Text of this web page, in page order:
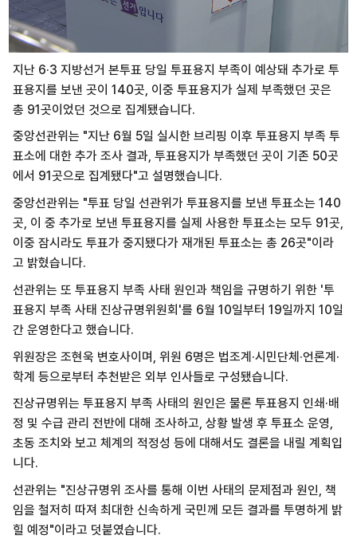
지난 6·3 지방선거 본투표 당일 투표용지 부족이 예상돼 추가로 투
표용지를 보낸 곳이 140곳, 이중 투표용지가 실제 부족했던 곳은
총 91곳이었던 것으로 집계됐습니다.
중앙선관위는 "지난 6월 5일 실시한 브리핑 이후 투표용지 부족 투
표소에 대한 추가 조사 결과, 투표용지가 부족했던 곳이 기존 50곳
에서 91곳으로 집계됐다"고 설명했습니다.
중앙선관위는 "투표 당일 선관위가 투표용지를 보낸 투표소는 140
곳, 이 중 추가로 보낸 투표용지를 실제 사용한 투표소는 모두 91곳,
이중 잠시라도 투표가 중지됐다가 재개된 투표소는 총 26곳"이라
고 밝혔습니다.
선관위는 또 투표용지 부족 사태 원인과 책임을 규명하기 위한 '투
표용지 부족 사태 진상규명위원회'를 6월 10일부터 19일까지 10일
간 운영한다고 했습니다.
위원장은 조현욱 변호사이며, 위원 6명은 법조계·시민단체·언론계·
학계 등으로부터 추천받은 외부 인사들로 구성됐습니다.
진상규명위는 투표용지 부족 사태의 원인은 물론 투표용지 인쇄·배
정 및 수급 관리 전반에 대해 조사하고, 상황 발생 후 투표소 운영,
초동 조치와 보고 체계의 적정성 등에 대해서도 결론을 내릴 계획입
니다.
선관위는 "진상규명위 조사를 통해 이번 사태의 문제점과 원인, 책
임을 철저히 따져 최대한 신속하게 국민께 모든 결과를 투명하게 밝
힐 예정"이라고 덧붙였습니다.